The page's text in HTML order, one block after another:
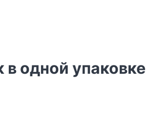
в одной упаковке